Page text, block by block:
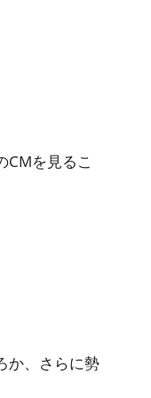
CMを見るこ
か、さらに勢